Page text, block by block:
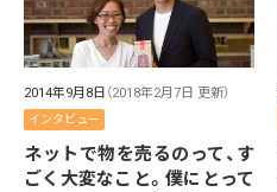
2014年9月8日 （2018年2月7日 更新）
インタビュー
ネットで物を売るのって、す
ごく大変なこと。僕にとって